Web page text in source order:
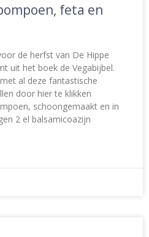
feta en
de herfst van De Hippe
uit het boek de Vegabijbel.
al deze fantastische
door hier te klikken
schoongemaakt en in
2 el balsamicoazijn